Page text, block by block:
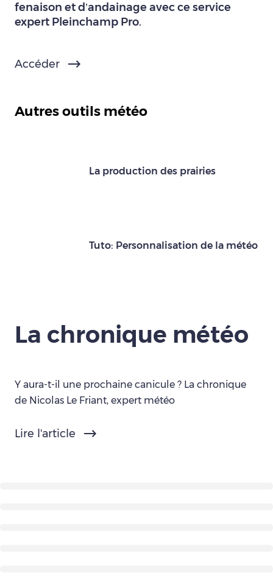
fenaison et d’andainage avec ce service
expert Pleinchamp Pro.
Accéder
Autres outils météo
La production des prairies
Tuto: Personnalisation de la météo
La chronique météo
Y aura-t-il une prochaine canicule ? La chronique
de Nicolas Le Friant, expert météo
Lire l'article